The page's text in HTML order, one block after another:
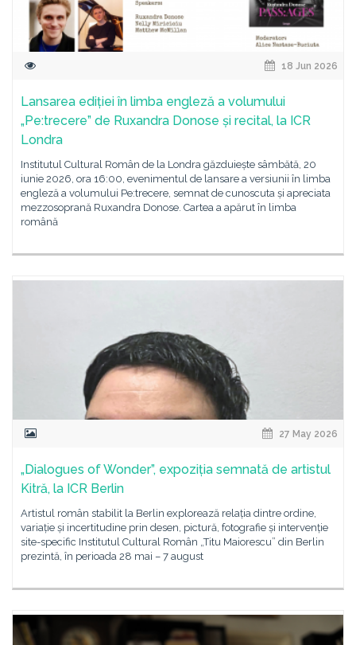
18 Jun 2026
Lansarea ediției în limba engleză a volumului
„Pe:trecere” de Ruxandra Donose și recital, la ICR
Londra
Institutul Cultural Român de la Londra găzduiește sâmbătă, 20
iunie 2026, ora 16:00, evenimentul de lansare a versiunii în limba
engleză a volumului Pe:trecere, semnat de cunoscuta și apreciata
mezzosoprană Ruxandra Donose. Cartea a apărut în limba
română
27 May 2026
„Dialogues of Wonder”, expoziția semnată de artistul
Kitră, la ICR Berlin
Artistul român stabilit la Berlin explorează relația dintre ordine,
variație și incertitudine prin desen, pictură, fotografie și intervenție
site-specific Institutul Cultural Român „Titu Maiorescu” din Berlin
prezintă, în perioada 28 mai – 7 august